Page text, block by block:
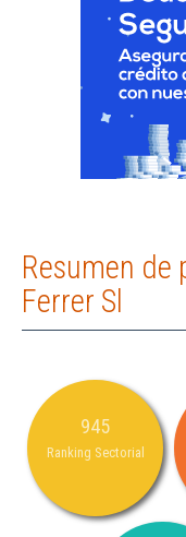
Resumen de
Ferrer Sl
945
Ranking Sectorial